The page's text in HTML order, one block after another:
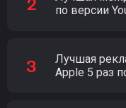
по версии
Лучшая
Apple 5 раз